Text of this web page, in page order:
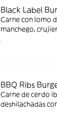
Black Label
Carne con lomo
manchego,
BBQ Ribs
Carne de cerdo
deshilachadas